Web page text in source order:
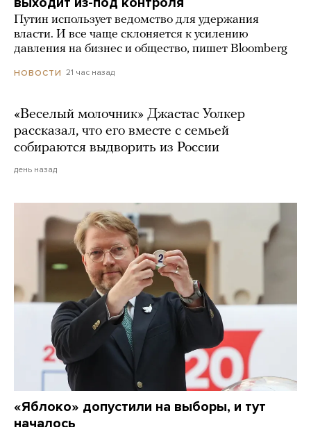
Путин использует ведомство для удержания
власти. И все чаще склоняется к усилению
давления на бизнес и общество, пишет Bloomberg
НОВОСТИ 21 час назад
«Веселый молочник» Джастас Уолкер
рассказал, что его вместе с семьей
собираются выдворить из России
день назад
«Яблоко» допустили на выборы, и тут
началось